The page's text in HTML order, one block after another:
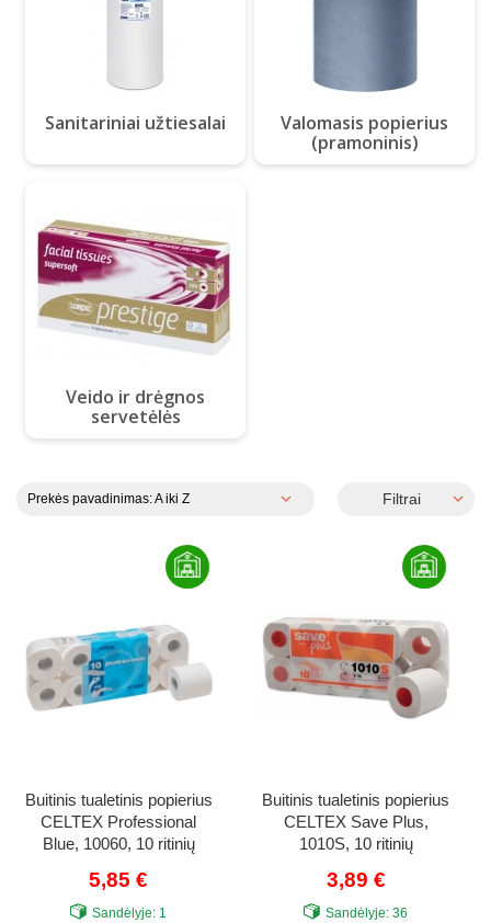
Sanitariniai užtiesalai
Valomasis popierius
(pramoninis)
Veido ir drėgnos
servetėlės
Prekės pavadinimas: A iki Z Filtrai
Buitinis tualetinis popierius
CELTEX Professional
Blue, 10060, 10 ritinių
5,85 €
Sandėlyje: 1
Buitinis tualetinis popierius
CELTEX Save Plus,
1010S, 10 ritinių
3,89 €
Sandėlyje: 36